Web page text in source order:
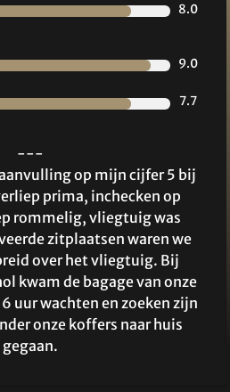
8.0
9.0
7.7
---
op mijn cijfer 5 bij
prima, inchecken op
rommelig, vliegtuig was
zitplaatsen waren we
over het vliegtuig. Bij
kwam de bagage van onze
uur wachten en zoeken zijn
onze koffers naar huis
gegaan.